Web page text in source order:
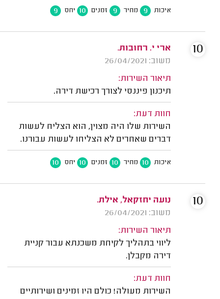
איכות 9 מחיר 9 זמנים 10 יחס 9
ארי י. רחובות.
משוב: 26/04/2021
תיאור השירות:
תיכנון פיננסי לצורך רכישת דירה.
חוות דעת:
השירות שלו היה מצוין, הוא הצליח לעשות
דברים שאחרים לא הצליחו לעשות עבורנו.
איכות 10 מחיר 10 זמנים 10 יחס 10
10
נועה יחזקאל, אילת.
משוב: 26/04/2021
תיאור השירות:
ליווי בתהליך לקיחת משכנתא עבור קניית
דירה מקבלן.
חוות דעת:
השירות מעולה! כולם היו זמינים ושירותיים
10